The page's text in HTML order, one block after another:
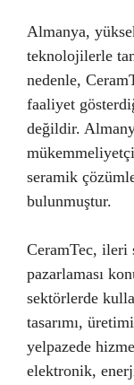
Almanya,
teknolojilerle
nedenle,
faaliyet
değildir.
seramik
bulunmuştur.
CeramTec, ileri
pazarlaması
sektörlerde
tasarımı,
yelpazede
elektronik,